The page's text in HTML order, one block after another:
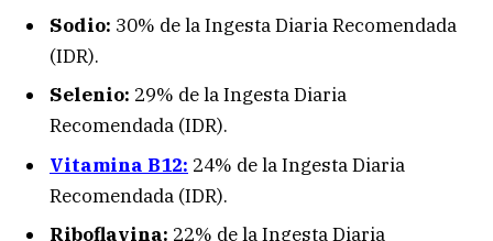
Sodio: 30% de la Ingesta Diaria Recomendada
(IDR).
Selenio: 29% de la Ingesta Diaria
Recomendada (IDR).
Vitamina B12: 24% de la Ingesta Diaria
Recomendada (IDR).
Riboflavina: 22% de la Ingesta Diaria